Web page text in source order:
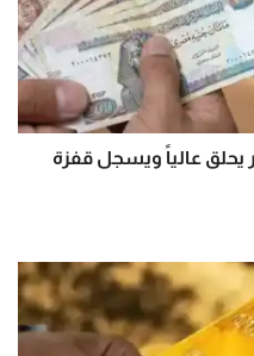
عالياً ويسجل قفزة